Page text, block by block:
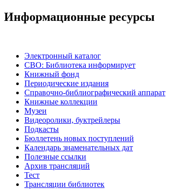
Информационные ресурсы
Электронный каталог
СВО: Библиотека информирует
Книжный фонд
Периодические издания
Справочно-библиографический аппарат
Книжные коллекции
Музеи
Видеоролики, буктрейлеры
Подкасты
Бюллетень новых поступлений
Календарь знаменательных дат
Полезные ссылки
Архив трансляций
Тест
Трансляции библиотек